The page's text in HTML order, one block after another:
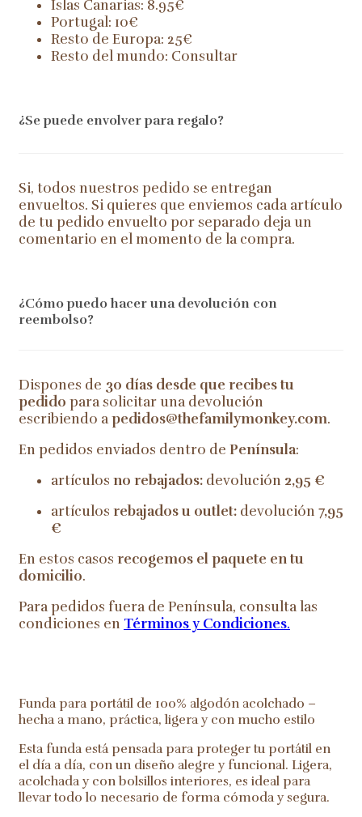
Islas Canarias: 8.95€
Portugal: 10€
Resto de Europa: 25€
Resto del mundo: Consultar
¿Se puede envolver para regalo?
Si, todos nuestros pedido se entregan
envueltos. Si quieres que enviemos cada artículo
de tu pedido envuelto por separado deja un
comentario en el momento de la compra.
¿Cómo puedo hacer una devolución con
reembolso?
Dispones de 30 días desde que recibes tu
pedido para solicitar una devolución
escribiendo apedidos@thefamilymonkey.com.
En pedidos enviados dentro de Península:
artículos no rebajados: devolución 2,95 €
artículos rebajados u outlet: devolución 7,95
€
En estos casos recogemos el paquete en tu
domicilio.
Para pedidos fuera de Península, consulta las
condiciones en Términos y Condiciones.
Funda para portátil de 100% algodón acolchado –
hecha a mano, práctica, ligera y con mucho estilo
Esta funda está pensada para proteger tu portátil en
el día a día, con un diseño alegre y funcional. Ligera,
acolchada y con bolsillos interiores, es ideal para
llevar todo lo necesario de forma cómoda y segura.